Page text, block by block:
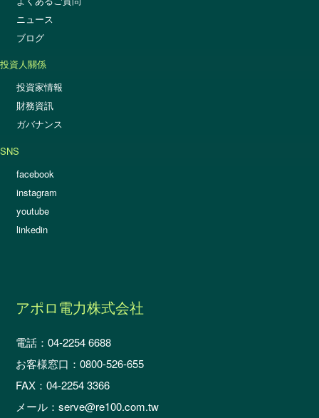
アポロ電力株式会社
電話：04-2254 6688
お客様窓口：0800-526-655
FAX：04-2254 3366
メール：serve@re100.com.tw
ニュース
ブログ
投資人關係
投資家情報
財務資訊
ガバナンス
SNS
facebook
instagram
youtube
linkedin